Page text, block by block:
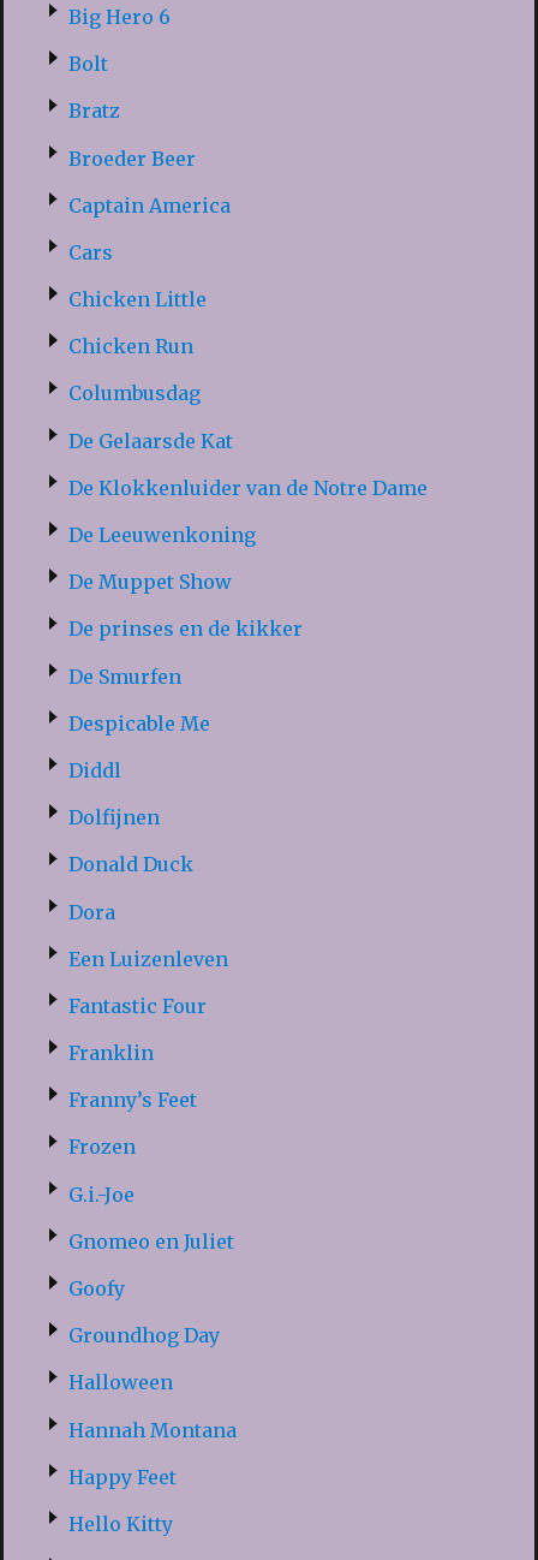
Big Hero 6
Bolt
Bratz
Broeder Beer
Captain America
Cars
Chicken Little
Chicken Run
Columbusdag
De Gelaarsde Kat
De Klokkenluider van de Notre Dame
De Leeuwenkoning
De Muppet Show
De prinses en de kikker
De Smurfen
Despicable Me
Diddl
Dolfijnen
Donald Duck
Dora
Een Luizenleven
Fantastic Four
Franklin
Franny’s Feet
Frozen
G.i.-Joe
Gnomeo en Juliet
Goofy
Groundhog Day
Halloween
Hannah Montana
Happy Feet
Hello Kitty